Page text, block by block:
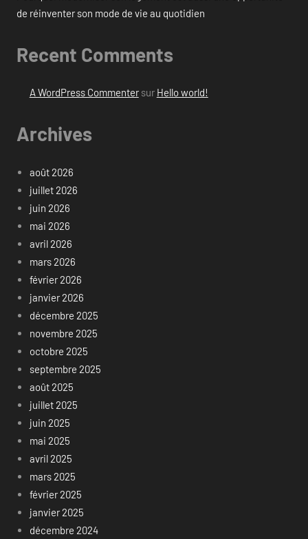
de réinventer son mode de vie au quotidien
Recent Comments
A WordPress Commentersur Hello world!
Archives
août 2026
juillet 2026
juin 2026
mai 2026
avril 2026
mars 2026
février 2026
janvier 2026
décembre 2025
novembre 2025
octobre 2025
septembre 2025
août 2025
juillet 2025
juin 2025
mai 2025
avril 2025
mars 2025
février 2025
janvier 2025
décembre 2024